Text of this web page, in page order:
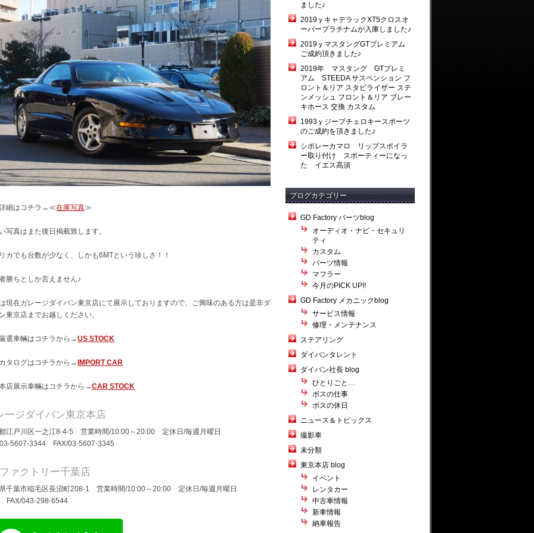
細はコチラ→≪在庫写真≫
写真はまた後日掲載致します。
カでも台数が少なく、しかも6MTという珍しさ！！
勝ちとしか言えません♪
現在ガレージダイバン東京店にて展示しておりますので、ご興味のある方は是非ダ
東京店までお越しください。
選車輛はコチラから→US STOCK
タログはコチラから→ IMPORT CAR
店展示車輛はコチラから→CAR STOCK
ージダイバン東京本店
江戸川区一之江8-4-5 営業時間/10:00～20:00 定休日/毎週月曜日
5607-3344 FAX/03-5607-3345
ァクトリー千葉店
千葉市稲毛区長沼町208-1 営業時間/10:00～20:00 定休日/毎週月曜日
FAX/043-298-6544
ました♪
2019ｙキャデラックXT5クロスオ
ーバープラチナムが入庫しました♪
2019ｙマスタングGTプレミアム
ご成約頂きました♪
2019年 マスタング GTプレミ
アム STEEDA サスペンション フ
ロント＆リア スタビライザー ステ
ンメッシュ フロント＆リア ブレー
キホース 交換 カスタム
1993ｙジープチェロキースポーツ
のご成約を頂きました♪
シボレーカマロ リップスポイラ
ー取り付け スポーティーになっ
た イエス高須
ブログカテゴリー
GD Factory パーツblog
オーディオ・ナビ・セキュリ
ティ
カスタム
パーツ情報
マフラー
今月のPICK UP!!
GD Factory メカニックblog
サービス情報
修理・メンテナンス
ステアリング
ダイバンタレント
ダイバン社長 blog
ひとりごと…
ボスの仕事
ボスの休日
ニュース＆トピックス
撮影車
未分類
東京本店 blog
イベント
レンタカー
中古車情報
新車情報
納車報告